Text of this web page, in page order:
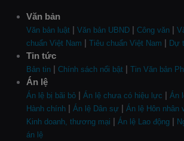
Văn bản
Văn bản luật | Văn bản UBND | Công văn |
chuẩn Việt Nam | Tiêu chuẩn Việt Nam | Dự
Tin tức
Bản tin | Chính sách nổi bật | Tin Văn bản
Án lệ
Án lệ bị bãi bỏ | Án lệ chưa có hiệu lực | Án
Hành chính | Án lệ Dân sự | Án lệ Hôn nhân
Kinh doanh, thương mại | Án lệ Lao động |
án lệ